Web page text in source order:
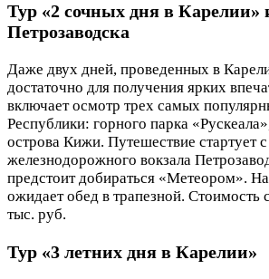
Тур «2 сочных дня в Карелии»
Петрозаводска
Даже двух дней, проведенных в
достаточно для получения ярких
включает осмотр трех самых
Республики: горного парка
острова Кижи. Путешествие стартует с
железнодорожного вокзала
предстоит добираться «Метеором».
ожидает обед в трапезной. Стоимость
тыс. руб.
Тур «3 летних дня в Карелии»